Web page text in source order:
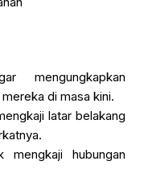
mengungkapkan
di masa kini.
latar belakang
mengkaji hubungan